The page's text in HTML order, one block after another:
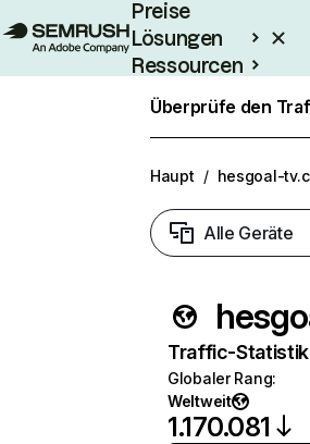
Preise
Lösungen
Ressourcen
Enterprise
Überprüfe den
Haupt / hesgoal-
Alle Geräte
Traffic-
Globaler Rang:
Weltweit
1.170.081